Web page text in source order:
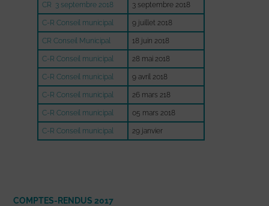
CR 3 septembre 2018 3 septembre 2018
C-R Conseil municipal 9 juillet 2018
CR Conseil Municipal 18 juin 2018
C-R Conseil municipal 28 mai 2018
C-R Conseil municipal 9 avril 2018
C-R Conseil municipal 26 mars 218
C-R Conseil municipal 05 mars 2018
C-R Conseil municipal 29 janvier
COMPTES-RENDUS 2017